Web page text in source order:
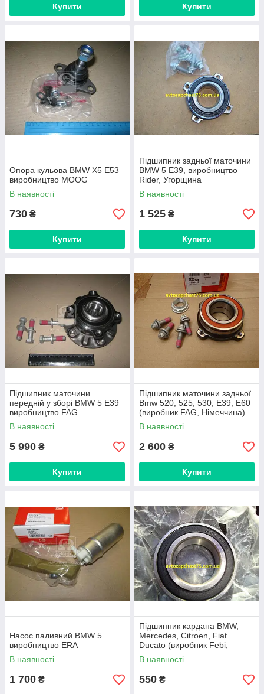
Купити Купити
Опора кульова BMW X5 Е53
виробництво MOOG
В наявності
730 ₴
Купити
Підшипник задньої маточини
BMW 5 E39, виробництво
Rider, Угорщина
В наявності
1 525 ₴
Купити
Підшипник маточини
передній у зборі BMW 5 E39
виробництво FAG
В наявності
5 990 ₴
Купити
Підшипник маточини задньої
Bmw 520, 525, 530, E39, E60
(виробник FAG, Німеччина)
В наявності
2 600 ₴
Купити
Насос паливний BMW 5
виробництво ERA
В наявності
1 700 ₴
Підшипник кардана BMW,
Mercedes, Citroen, Fiat
Ducato (виробник Febi,
Німеччина)
В наявності
550 ₴